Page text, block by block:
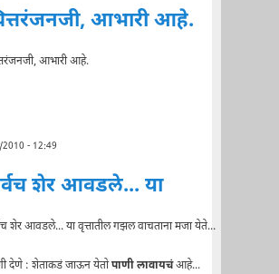
आभारी आहे.
आभारी आहे.
- 12:49
शेर आवडले... या
शेर आवडले... या वृत्तातील गझल वाचताना मजा येते...
देणे : शेताकडं जाऊन येतोपाणी लावायचंआहे...